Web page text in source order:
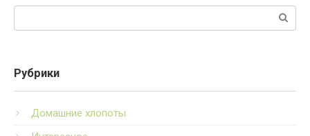
Поиск:
Рубрики
Домашние хлопоты